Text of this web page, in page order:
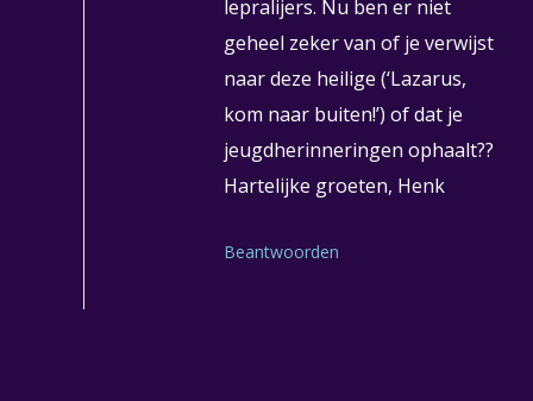
lepralijers. Nu ben er niet
geheel zeker van of je verwijst
naar deze heilige (‘Lazarus,
kom naar buiten!’) of dat je
jeugdherinneringen ophaalt??
Hartelijke groeten, Henk
Beantwoorden